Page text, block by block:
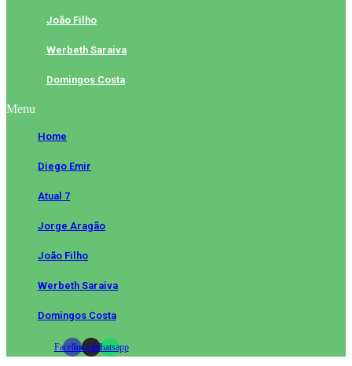
João Filho
Werbeth Saraiva
Domingos Costa
Menu
Home
Diego Emir
Atual 7
Jorge Aragão
João Filho
Werbeth Saraiva
Domingos Costa
FacebookInstagramWhatsapp